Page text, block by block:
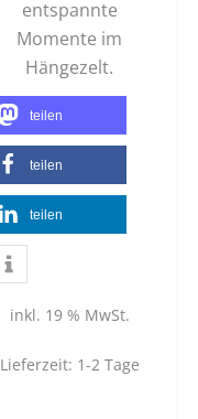
entspannte
Momente im
Hängezelt.
teilen
teilen
teilen
inkl. 19 % MwSt.
Lieferzeit: 1-2 Tage